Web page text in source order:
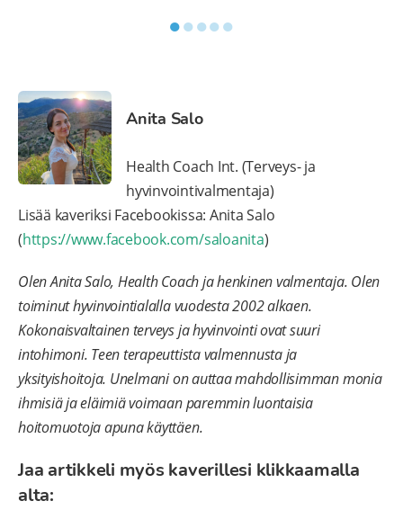
●●●●●
Anita Salo
Health Coach Int. (Terveys- ja
hyvinvointivalmentaja)
Lisää kaveriksi Facebookissa: Anita Salo
(https://www.facebook.com/saloanita)
Olen Anita Salo, Health Coach ja henkinen valmentaja. Olen
toiminut hyvinvointialalla vuodesta 2002 alkaen.
Kokonaisvaltainen terveys ja hyvinvointi ovat suuri
intohimoni. Teen terapeuttista valmennusta ja
yksityishoitoja. Unelmani on auttaa mahdollisimman monia
ihmisiä ja eläimiä voimaan paremmin luontaisia
hoitomuotoja apuna käyttäen.
Jaa artikkeli myös kaverillesi klikkaamalla
alta: